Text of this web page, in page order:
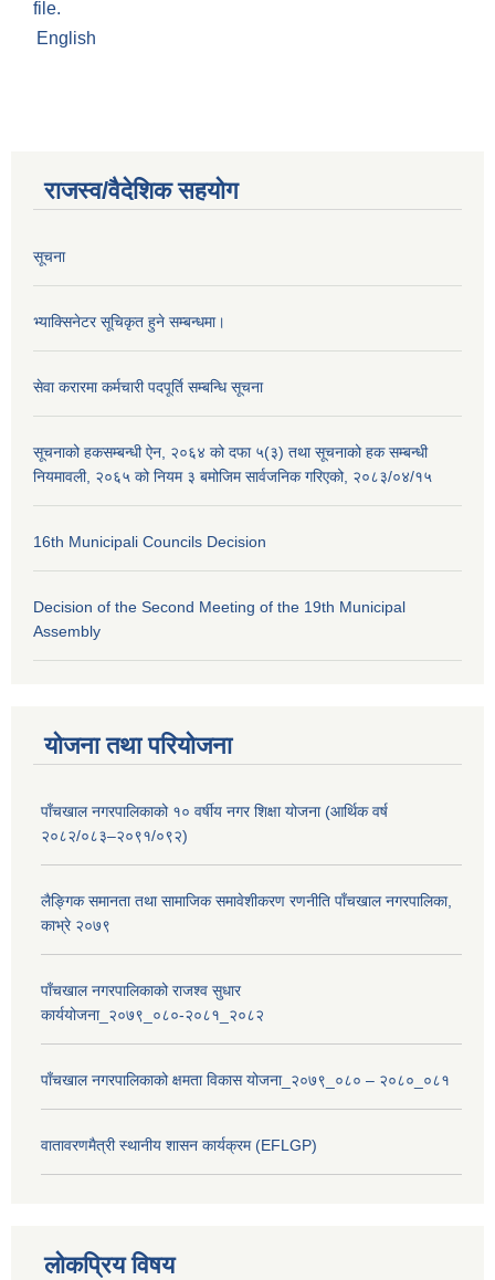
file.
English
राजस्व/वैदेशिक सहयोग
सूचना
भ्याक्सिनेटर सूचिकृत हुने सम्बन्धमा।
सेवा करारमा कर्मचारी पदपूर्ति सम्बन्धि सूचना
सूचनाको हकसम्बन्धी ऐन, २०६४ को दफा ५(३) तथा सूचनाको हक सम्बन्धी
नियमावली, २०६५ को नियम ३ बमोजिम सार्वजनिक गरिएको, २०८३/०४/१५
16th Municipali Councils Decision
Decision of the Second Meeting of the 19th Municipal
Assembly
योजना तथा परियोजना
पाँचखाल नगरपालिकाको १० वर्षीय नगर शिक्षा योजना (आर्थिक वर्ष
२०८२/०८३–२०९१/०९२)
लैङ्गिक समानता तथा सामाजिक समावेशीकरण रणनीति पाँचखाल नगरपालिका,
काभ्रे २०७९
पाँचखाल नगरपालिकाको राजश्व सुधार
कार्ययोजना_२०७९_०८०-२०८१_२०८२
पाँचखाल नगरपालिकाको क्षमता विकास योजना_२०७९_०८० – २०८०_०८१
वातावरणमैत्री स्थानीय शासन कार्यक्रम (EFLGP)
लोकप्रिय विषय